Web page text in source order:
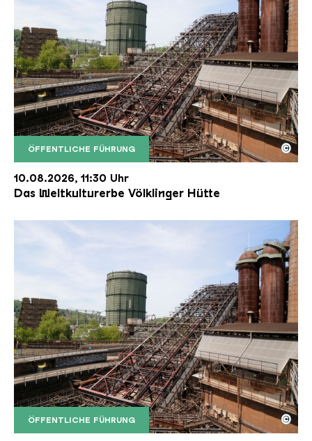
ÖFFENTLICHE FÜHRUNG
Der Erzschrägaufzug der Völklinger Hütte mit
Copyright: Weltkulturerbe Völklinger Hütte | Karl
©
10.08.2026, 11:30 Uhr
Das Weltkulturerbe Völklinger Hütte
ÖFFENTLICHE FÜHRUNG
Der Erzschrägaufzug der Völklinger Hütte mit
Copyright: Weltkulturerbe Völklinger Hütte | Karl
©